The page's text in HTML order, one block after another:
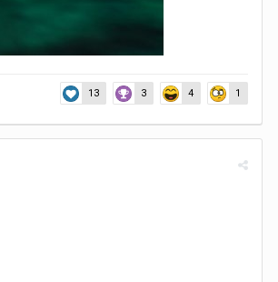
13 3 4 1